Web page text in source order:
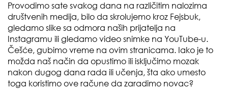
Provodimo sate svakog dana na različitim nalozima
društvenih medija, bilo da skrolujemo kroz Fejsbuk,
gledamo slike sa odmora naših prijatelja na
Instagramu ili gledamo video snimke na YouTube-u.
Češće, gubimo vreme na ovim stranicama. Iako je to
možda naš način da opustimo ili isključimo mozak
nakon dugog dana rada ili učenja, šta ako umesto
toga koristimo ove račune da zaradimo novac?